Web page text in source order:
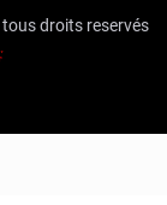
tous droits reservés